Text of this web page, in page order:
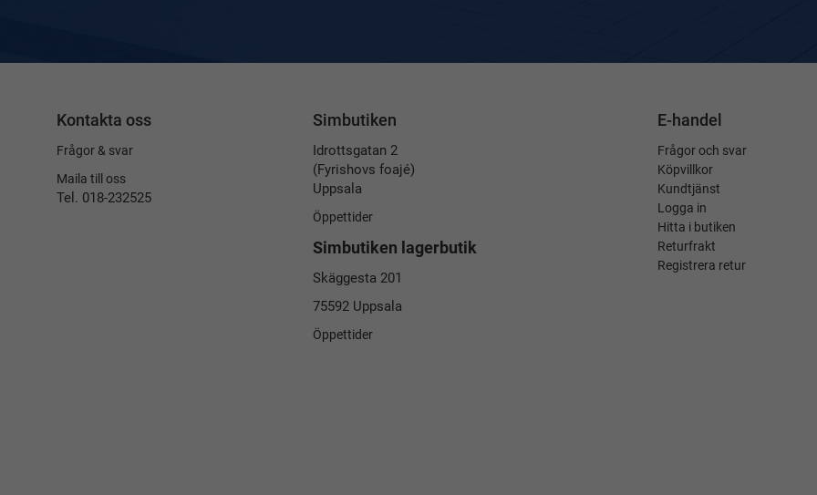
Kontakta oss
Frågor & svar
Maila till oss
Tel. 018-232525
Simbutiken
Idrottsgatan 2
(Fyrishovs foajé)
Uppsala
Öppettider
Simbutiken lagerbutik
Skäggesta 201
75592 Uppsala
Öppettider
E-handel
Frågor och svar
Köpvillkor
Kundtjänst
Logga in
Hitta i butiken
Returfrakt
Registrera retur